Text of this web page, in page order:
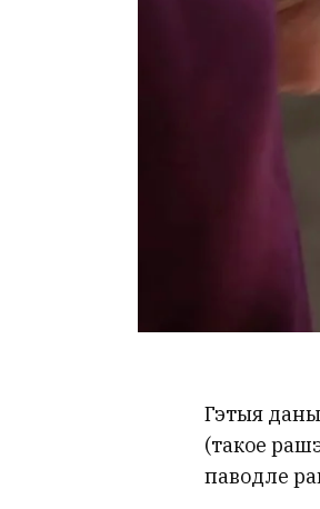
Гэтыя
(такое
паводле